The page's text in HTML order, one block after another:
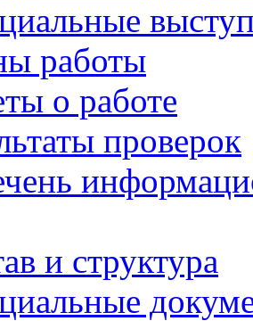
работы
о работе
проверок
и структура